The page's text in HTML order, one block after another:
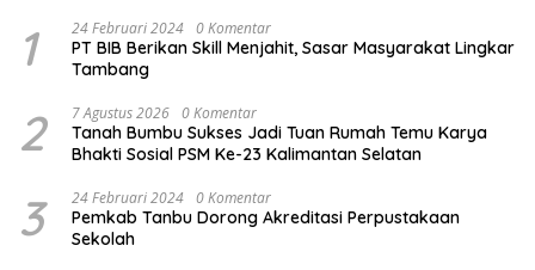
1 24 Februari 2024 0 Komentar
PT BIB Berikan Skill Menjahit, Sasar Masyarakat Lingkar
Tambang
2 7 Agustus 2026 0 Komentar
Tanah Bumbu Sukses Jadi Tuan Rumah Temu Karya
Bhakti Sosial PSM Ke-23 Kalimantan Selatan
3 24 Februari 2024 0 Komentar
Pemkab Tanbu Dorong Akreditasi Perpustakaan
Sekolah